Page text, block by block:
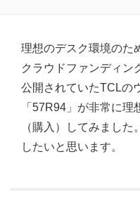
理想のデスク環境のた
クラウドファンディン
公開されていたTCLの
「57R94」が非常に
（購入）してみまし
したいと思います。